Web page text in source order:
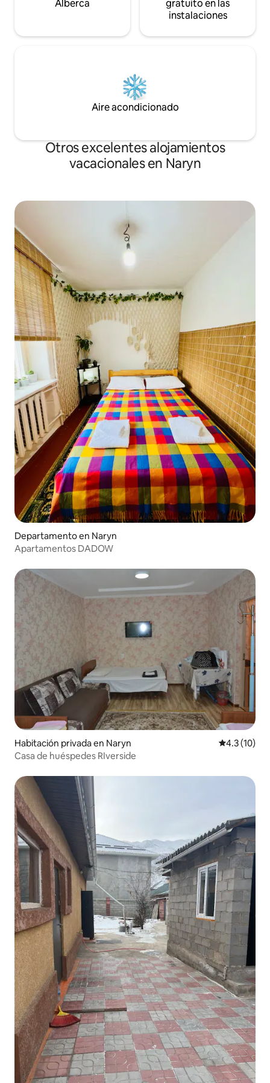
Alberca
gratuito en las
instalaciones
Aire acondicionado
Otros excelentes alojamientos
vacacionales en Naryn
Departamento en Naryn
Apartamentos DADOW
Habitación privada en Naryn Calificación
4.3 (10)
Casa de huéspedes RIverside